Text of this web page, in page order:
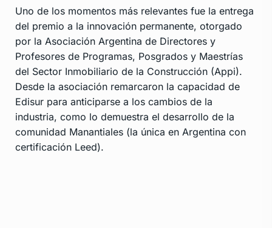
Uno de los momentos más relevantes fue la entrega
del premio a la innovación permanente, otorgado
por la Asociación Argentina de Directores y
Profesores de Programas, Posgrados y Maestrías
del Sector Inmobiliario de la Construcción (Appi).
Desde la asociación remarcaron la capacidad de
Edisur para anticiparse a los cambios de la
industria, como lo demuestra el desarrollo de la
comunidad Manantiales (la única en Argentina con
certificación Leed).